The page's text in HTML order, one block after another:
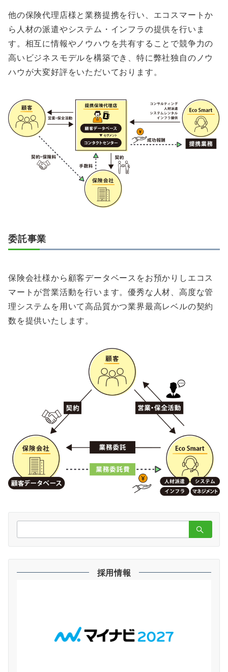
他の保険代理店様と業務提携を行い、エコスマートか
ら人材の派遣やシステム・インフラの提供を行いま
す。相互に情報やノウハウを共有することで競争力の
高いビジネスモデルを構築でき、特に弊社独自のノウ
ハウが大変好評をいただいております。
委託事業
保険会社様から顧客データベースをお預かりしエコス
マートが営業活動を行います。優秀な人材、高度な管
理システムを用いて高品質かつ業界最高レベルの契約
数を提供いたします。
索：
採用情報